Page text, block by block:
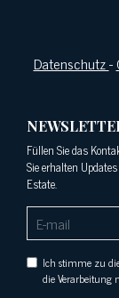
Datenschutz-
Füllen Sie das
Sie erhalten
Estate.
Ich stimme zu
die Verarbeitung